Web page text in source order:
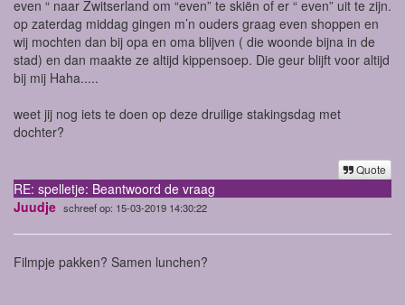
even “ naar Zwitserland om “even” te skiën of er “ even” uit te zijn.
op zaterdag middag gingen m’n ouders graag even shoppen en
wij mochten dan bij opa en oma blijven ( die woonde bijna in de
stad) en dan maakte ze altijd kippensoep. Die geur blijft voor altijd
bij mij Haha.....
weet jij nog iets te doen op deze druilige stakingsdag met
dochter?
Quote
RE: spelletje: Beantwoord de vraag
Juudje schreef op: 15-03-2019 14:30:22
Filmpje pakken? Samen lunchen?